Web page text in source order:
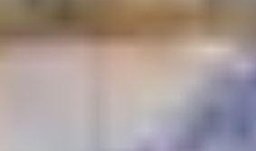
Champagne Veuve Clicquot
Pressoria
Overnachten Wijngaard Bordeaux